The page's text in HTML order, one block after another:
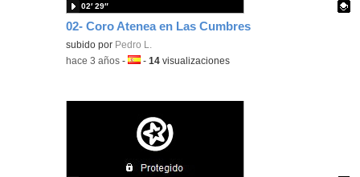
02- Coro Atenea en Las Cumbres
Contenido educativo.
subido por Pedro L.
02′ 29″
-hace 3 años -Idioma:
-14 visualizaciones